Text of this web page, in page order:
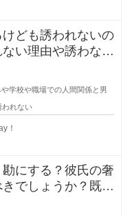
ども誘われないの
い理由や誘わない
らは
学校や職場での人間関係と男
われない
！
にする？彼氏の奢
でしょうか？既に
しで